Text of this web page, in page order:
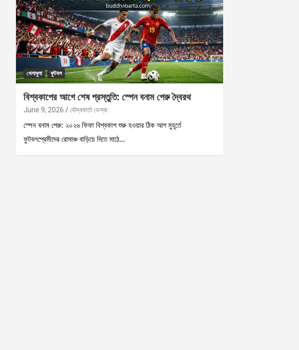
খেলাধুলা ফুটবল
বিশ্বকাপের আগে শেষ প্রস্তুতি: স্পেন বনাম পেরু দ্বৈরথ
June 9, 2026 বৌদ্ধবার্তা ডেস্ক:
স্পেন বনাম পেরু: ২০২৬ ফিফা বিশ্বকাপ শুরু হওয়ার ঠিক আগ মুহূর্তে
ফুটবলপ্রেমীদের রোমাঞ্চ বাড়িয়ে দিতে মাঠে…